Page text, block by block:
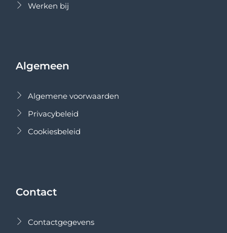
Werken bij
Algemeen
Algemene voorwaarden
Privacybeleid
Cookiesbeleid
Contact
Contactgegevens